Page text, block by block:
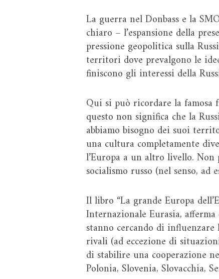
La guerra nel Donbass e la
chiaro – l’espansione della
pressione geopolitica sulla
territori dove prevalgono le
finiscono gli interessi della
Qui si può ricordare la famosa
questo non significa che la
abbiamo bisogno dei suoi
una cultura completamente
l’Europa a un altro livello. Non
socialismo russo (nel senso,
Il libro “La grande Europa
Internazionale Eurasia,
stanno cercando di
rivali (ad eccezione di
di stabilire una cooperazione
Polonia, Slovenia, Slovacchia,